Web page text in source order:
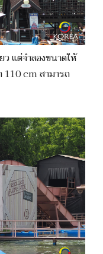
แต่จำลองขนาดให้
110 cm สามารถ